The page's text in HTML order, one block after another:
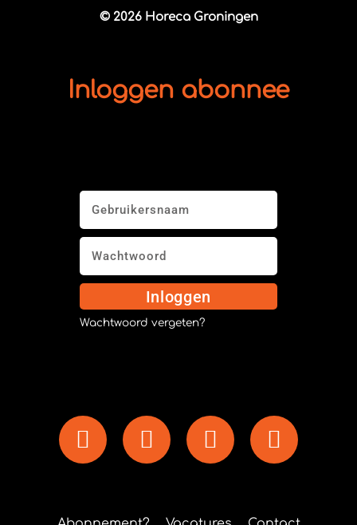
© 2026 Horeca Groningen
Inloggen abonnee
Inloggen
Wachtwoord vergeten?